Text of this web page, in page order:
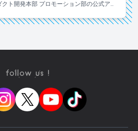
ト開発本部 プロモーション部の公式アカ